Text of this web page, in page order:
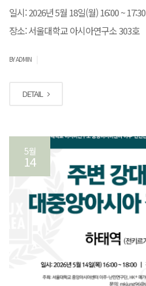
일시: 2026년 5월 18일(월) 16:00 ~ 17:30
장소: 서울대학교 아시아연구소 303호
BY ADMIN
DETAIL
5월
14